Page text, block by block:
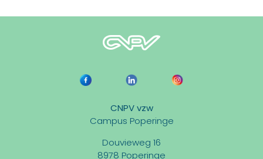
CNPV vzw
Campus Poperinge
Douvieweg 16
8978 Poperinge